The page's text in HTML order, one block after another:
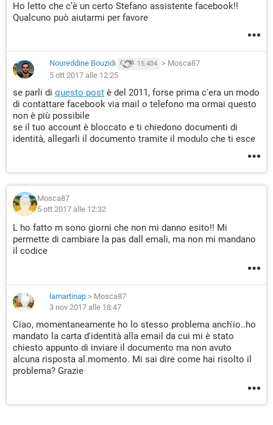
Ho letto che c’è un certo Stefano assistente facebook!!
Qualcuno può aiutarmi per favore
Noureddine Bouzidi 15.404 > Mosca87
5 ott 2017 alle 12:25
se parli di questo post è del 2011, forse prima c'era un modo
di contattare facebook via mail o telefono ma ormai questo
non è più possibile
se il tuo account è bloccato e ti chiedono documenti di
identità, allegarli il documento tramite il modulo che ti esce
Mosca87
5 ott 2017 alle 12:32
L ho fatto m sono giorni che non mi danno esito!! Mi
permette di cambiare la pas dall emali, ma non mi mandano
il codice
lamartinap > Mosca87
3 nov 2017 alle 18:47
Ciao, momentaneamente ho lo stesso problema anch'io..ho
mandato la carta d'identità alla email da cui mi è stato
chiesto appunto di inviare il documento ma non avuto
alcuna risposta al.momento. Mi sai dire come hai risolto il
problema? Grazie